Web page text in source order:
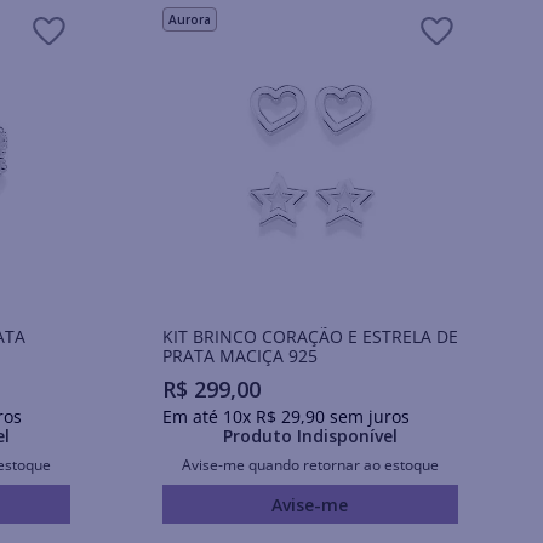
Aurora
KIT BRINCO CORAÇÃO E ESTRELA DE
PRATA MACIÇA 925
R$ 299,00
Em até 10x R$ 29,90sem juros
Produto Indisponível
Avise-me quando retornar ao estoque
Avise-me